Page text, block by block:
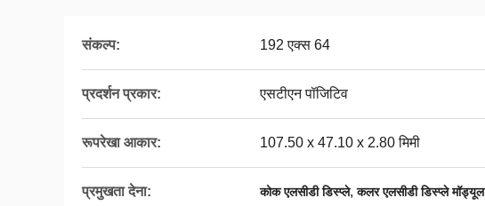
संकल्प: 192 एक्स 64
प्रदर्शन प्रकार: एसटीएन पॉजिटिव
रूपरेखा आकार: 107.50 x 47.10 x 2.80 मिमी
प्रमुखता देना: कोक एलसीडी डिस्प्ले,कलर एलसीडी डिस्प्ले मॉड्यूल